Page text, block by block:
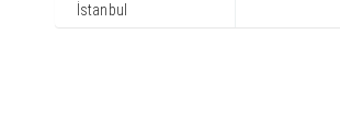
İstanbul